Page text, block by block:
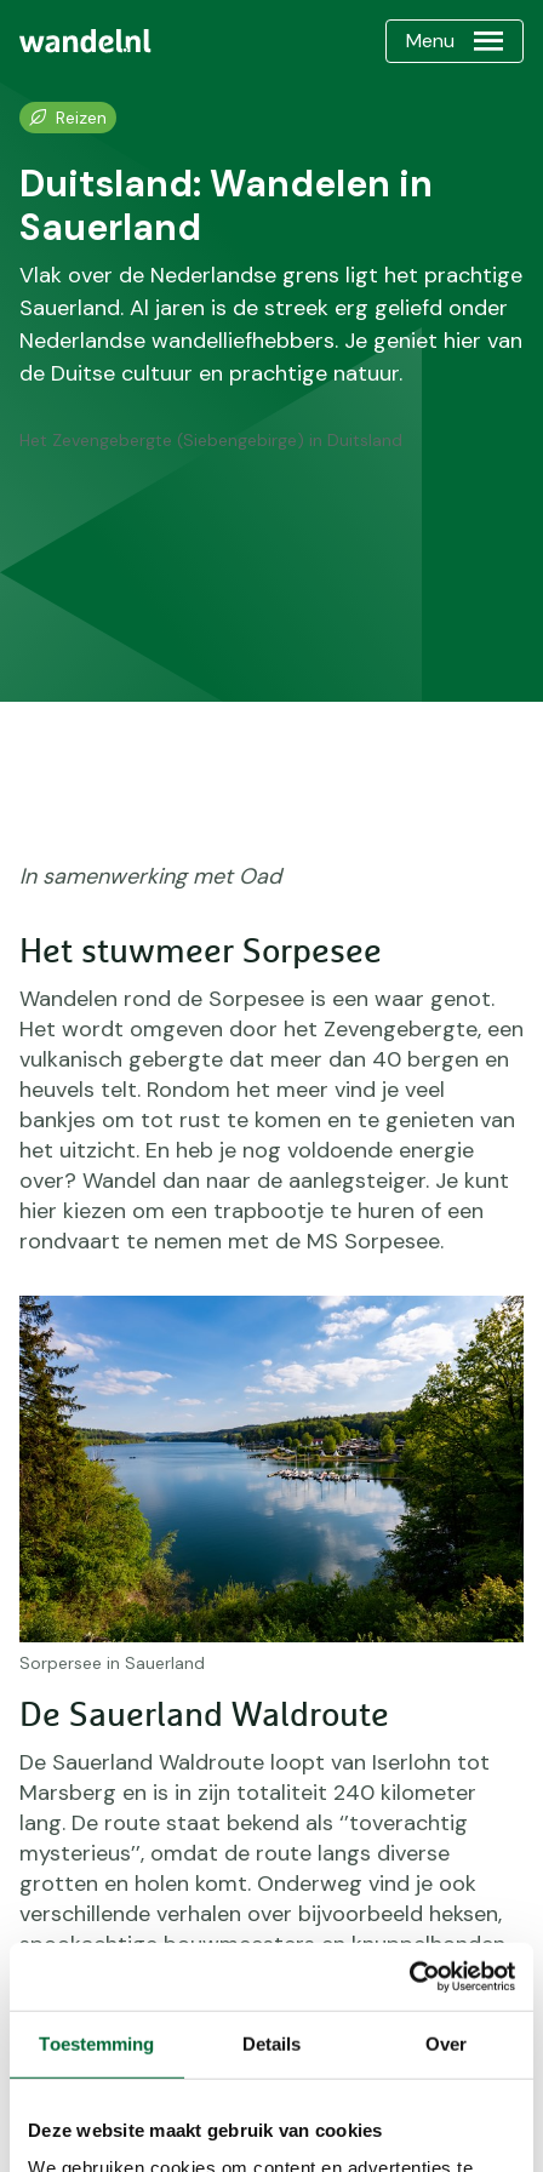
Toestemming Details Over
Deze website maakt gebruik van cookies
We gebruiken cookies om content en advertenties te
Menu
Reizen
Duitsland: Wandelen in
Sauerland
Vlak over de Nederlandse grens ligt het prachtige
Sauerland. Al jaren is de streek erg geliefd onder
Nederlandse wandelliefhebbers. Je geniet hier van
de Duitse cultuur en prachtige natuur.
Het Zevengebergte (Siebengebirge) in Duitsland
In samenwerking met Oad
Het stuwmeer Sorpesee
Wandelen rond de Sorpesee is een waar genot.
Het wordt omgeven door het Zevengebergte, een
vulkanisch gebergte dat meer dan 40 bergen en
heuvels telt. Rondom het meer vind je veel
bankjes om tot rust te komen en te genieten van
het uitzicht. En heb je nog voldoende energie
over? Wandel dan naar de aanlegsteiger. Je kunt
hier kiezen om een trapbootje te huren of een
rondvaart te nemen met de MS Sorpesee.
De Sauerland Waldroute
De Sauerland Waldroute loopt van Iserlohn tot
Marsberg en is in zijn totaliteit 240 kilometer
lang. De route staat bekend als ‘’toverachtig
mysterieus’’, omdat de route langs diverse
grotten en holen komt. Onderweg vind je ook
verschillende verhalen over bijvoorbeeld heksen,
spookachtige bouwmeesters en knuppelhonden.
Sorpersee in Sauerland